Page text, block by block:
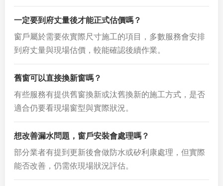
一定要到府丈量後才能正式估價嗎？
窗戶屬於需要依實際尺寸施工的項目，多數服務會安排
到府丈量與現場估價，較能確認後續作業。
舊窗可以直接換新窗嗎？
有些服務有提供舊窗換新或汰舊換新的施工方式，是否
適合仍要看現場窗型與實際狀況。
想改善漏水問題，窗戶安裝會處理嗎？
部分業者有提到更新後會做防水或矽利康處理，但實際
能否改善，仍需依現場狀況評估。